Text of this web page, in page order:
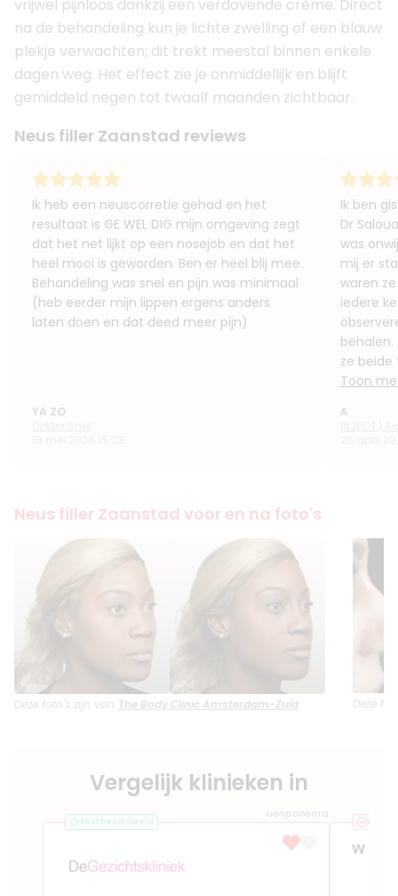
vrijwel pijnloos dankzij een verdovende crème. Direct
na de behandeling kun je lichte zwelling of een blauw
plekje verwachten; dit trekt meestal binnen enkele
dagen weg. Het effect zie je onmiddellijk en blijft
gemiddeld negen tot twaalf maanden zichtbaar.
Neus filler Zaanstad reviews
Ik heb een neuscorretie gehad en het
resultaat is GE WEL DIG mijn omgeving zegt
dat het net lijkt op een nosejob en dat het
heel mooi is geworden. Ben er heel blij mee.
Behandeling was snel en pijn was minimaal
(heb eerder mijn lippen ergens anders
laten doen en dat deed meer pijn)
YA ZO
Ik ben
Dr
was
mij er
waren
iedere
ze beide
Toon
A
Neus filler Zaanstad voor en na foto's
Deze foto's zijn van The Body Clinic Amsterdam-Zuid Deze
Vergelijk klinieken in
Gesponsord
Best beoordeeld